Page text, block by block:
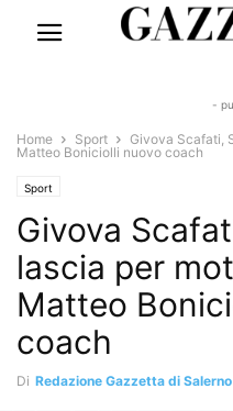
-
Home Sport
Givova Scafati,
Matteo Boniciolli nuovo coach
Sport
Givova
lascia per
Matteo
coach
Di Redazione Gazzetta di Salerno